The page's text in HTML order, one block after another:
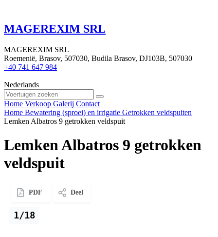
MAGEREXIM SRL
MAGEREXIM SRL
Roemenië, Brasov, 507030, Budila Brasov, DJ103B, 507030
+40 741 647 984
Nederlands
Home Verkoop Galerij Contact
Home Bewatering (sproei) en irrigatie Getrokken veldspuiten
Lemken Albatros 9 getrokken veldspuit
Lemken Albatros 9 getrokken
veldspuit
PDF Deel
1/18